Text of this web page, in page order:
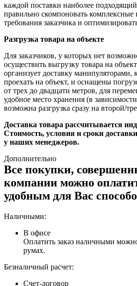
каждой поставки наиболее
правильно скомпоновать комплексные
требования заказчика и
Разгрузка товара на объекте
Для заказчиков, у которых нет
осуществить выгрузку товара на
организует доставку манипуляторами,
проехать на объект, и оснащены
от трех до двадцати метров, для
удобное место хранения (в
возможна разгрузка сразу на второй/
Доставка товара рассчитывается
Стоимость, условия и сроки
у наших менеджеров.
Дополнительно
Все покупки,
компании можно
удобным для Вас
Наличными:
В офисе
Оплатить заказ наличными
румах.
Безналичный расчет:
Счет-договор